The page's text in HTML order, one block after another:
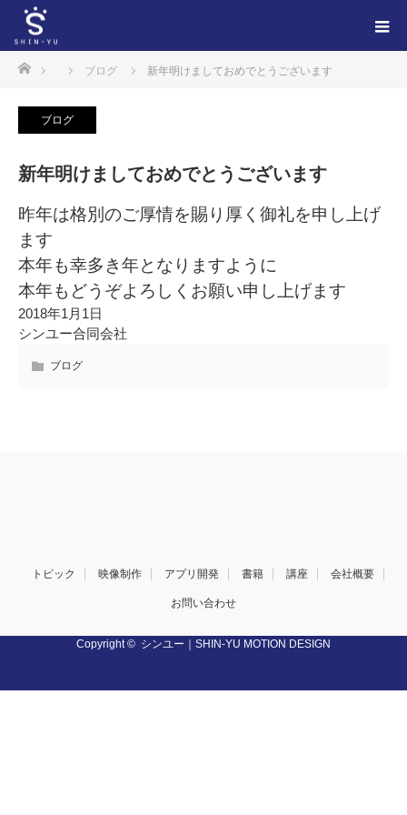
ホーム ブログ 新年明けましておめでとうございます
ブログ
新年明けましておめでとうございます
昨年は格別のご厚情を賜り厚く御礼を申し上げ
ます
本年も幸多き年となりますように
本年もどうぞよろしくお願い申し上げます
2018年1月1日
シンユー合同会社
ブログ
トピック 映像制作 アプリ開発 書籍 講座 会社概要
お問い合わせ
Copyright © シンユー｜SHIN-YU MOTION DESIGN